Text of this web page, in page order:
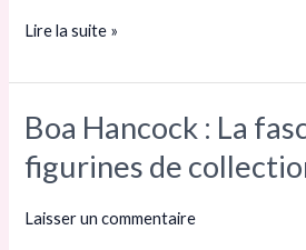
divins
des
trois
Lire la suite »
Boa Hancock : La
figurines de
Laisser un commentaire
Boa
Hancock :
La
fascination